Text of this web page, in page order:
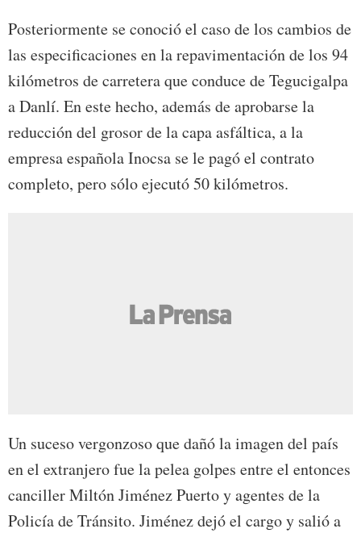
Posteriormente se conoció el caso de los cambios de
las especificaciones en la repavimentación de los 94
kilómetros de carretera que conduce de Tegucigalpa
a Danlí. En este hecho, además de aprobarse la
reducción del grosor de la capa asfáltica, a la
empresa española Inocsa se le pagó el contrato
completo, pero sólo ejecutó 50 kilómetros.
Un suceso vergonzoso que dañó la imagen del país
en el extranjero fue la pelea golpes entre el entonces
canciller Miltón Jiménez Puerto y agentes de la
Policía de Tránsito. Jiménez dejó el cargo y salió a